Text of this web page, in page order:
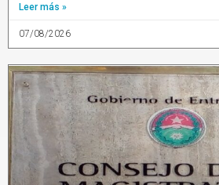
Leer más »
07/08/2026